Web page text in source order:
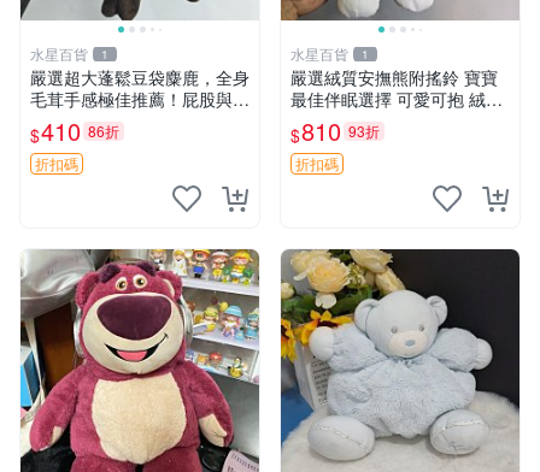
水星百貨 1
嚴選超大蓬鬆豆袋麋鹿，全身
毛茸手感極佳推薦！屁股與四
肢填充均勻，適合收藏與孩童
共賞。 麋鹿 豆袋 毛茸玩具
$410 86折
折扣碼
水星百貨 1
嚴選絨質安撫熊附搖鈴 寶寶
最佳伴眠選擇 可愛可抱 絨毛
玩具 安撫熊 嬰兒用
$810 93折
折扣碼